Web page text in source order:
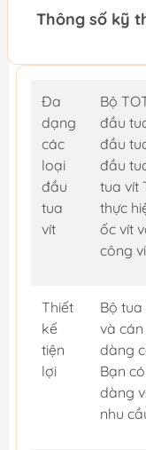
Thông số kỹ
Đa
dạng
các
loại
đầu
tua
vít
Bộ
đầu
đầu
đầu
tua vít
thực
ốc vít
công
Thiết
kế
tiện
lợi
Bộ
và
dàng
Bạn
dàng
nhu